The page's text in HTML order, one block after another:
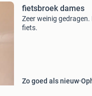
fietsbroek dames
Zeer weinig
fiets.
Zo goed als nieuw